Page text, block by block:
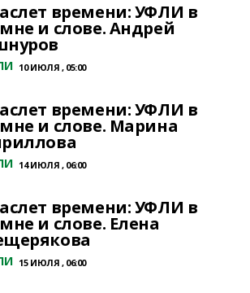
времени: УФЛИ в
и слове. Андрей
10 ИЮЛЯ , 05:00
времени: УФЛИ в
и слове. Марина
14 ИЮЛЯ , 06:00
времени: УФЛИ в
и слове. Елена
15 ИЮЛЯ , 06:00